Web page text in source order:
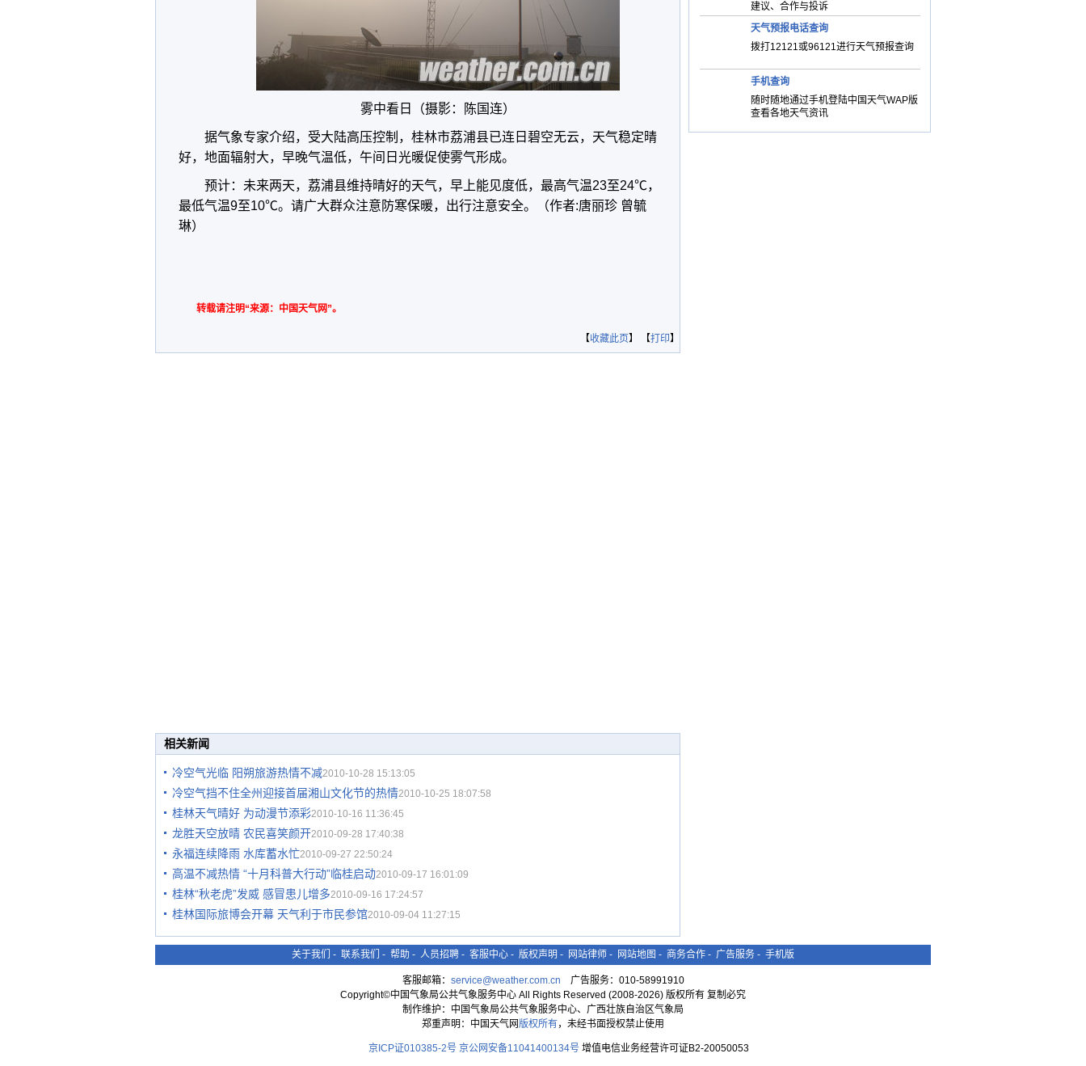
雾中看日（摄影：陈国连）
据气象专家介绍，受大陆高压控制，桂林市荔浦县已连日碧空无云，天气稳定晴
好，地面辐射大，早晚气温低，午间日光暖促使雾气形成。
预计：未来两天，荔浦县维持晴好的天气，早上能见度低，最高气温23至24℃，
最低气温9至10℃。请广大群众注意防寒保暖，出行注意安全。（作者:唐丽珍 曾毓
琳）
转载请注明“来源：中国天气网”。
【收藏此页】 【打印】
相关新闻
冷空气光临 阳朔旅游热情不减2010-10-28 15:13:05
冷空气挡不住全州迎接首届湘山文化节的热情2010-10-25 18:07:58
桂林天气晴好 为动漫节添彩2010-10-16 11:36:45
龙胜天空放晴 农民喜笑颜开2010-09-28 17:40:38
永福连续降雨 水库蓄水忙2010-09-27 22:50:24
高温不减热情 “十月科普大行动”临桂启动2010-09-17 16:01:09
桂林“秋老虎”发威 感冒患儿增多2010-09-16 17:24:57
桂林国际旅博会开幕 天气利于市民参馆2010-09-04 11:27:15
建议、合作与投诉
天气预报电话查询
拨打12121或96121进行天气预报查询
手机查询
随时随地通过手机登陆中国天气WAP版
查看各地天气资讯
关于我们 - 联系我们 - 帮助 - 人员招聘 - 客服中心 - 版权声明 - 网站律师 - 网站地图 - 商务合作 - 广告服务 - 手机版
客服邮箱： service@weather.com.cn 广告服务：010-58991910
Copyright©中国气象局公共气象服务中心 All Rights Reserved (2008-2026) 版权所有 复制必究
制作维护：中国气象局公共气象服务中心、广西壮族自治区气象局
郑重声明：中国天气网版权所有，未经书面授权禁止使用
京ICP证010385-2号 京公网安备11041400134号增值电信业务经营许可证B2-20050053